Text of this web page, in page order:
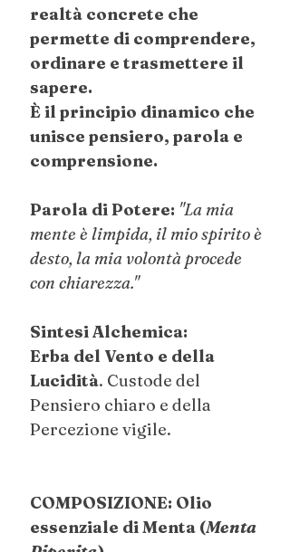
realtà concrete che
permette di comprendere,
ordinare e trasmettere il
sapere.
È il principio dinamico che
unisce pensiero, parola e
comprensione.
Parola di Potere: "La mia
mente è limpida, il mio spirito è
desto, la mia volontà procede
con chiarezza."
Sintesi Alchemica:
Erba del Vento e della
Lucidità. Custode del
Pensiero chiaro e della
Percezione vigile.
COMPOSIZIONE: Olio
essenziale di Menta (Menta